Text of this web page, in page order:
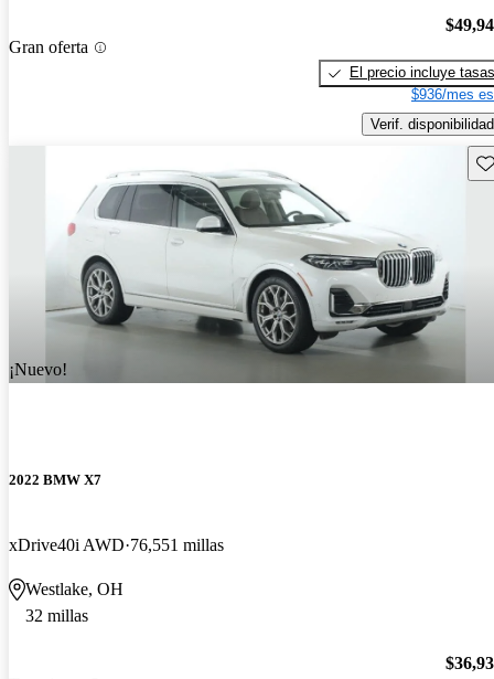
Gran oferta
El precio incluye tasas
$936/mes
Verif. disponibilidad
¡Nuevo!
2022 BMW X7
xDrive40i AWD 76,551 millas
Westlake, OH
32 millas